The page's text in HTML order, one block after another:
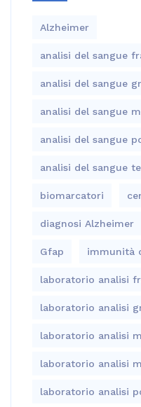
Alzheimer
analisi del sangue
analisi del sangue
analisi del sangue
analisi del sangue
analisi del sangue
biomarcatori
diagnosi Alzheimer
Gfap immunità
laboratorio analisi
laboratorio analisi
laboratorio analisi
laboratorio analisi
laboratorio analisi